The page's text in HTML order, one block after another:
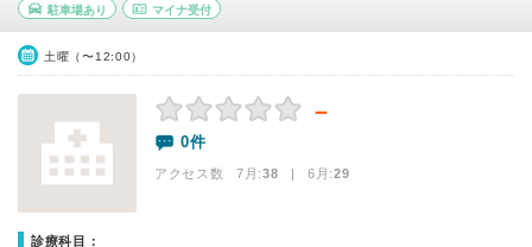
駐車場あり マイナ受付
土曜（〜12:00）
－
0件
アクセス数 7月:38 | 6月:29
診療科目：